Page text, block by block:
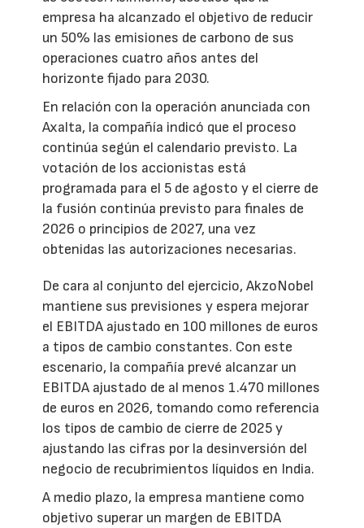
empresa ha alcanzado el objetivo de reducir
un 50% las emisiones de carbono de sus
operaciones cuatro años antes del
horizonte fijado para 2030.
En relación con la operación anunciada con
Axalta, la compañía indicó que el proceso
continúa según el calendario previsto. La
votación de los accionistas está
programada para el 5 de agosto y el cierre de
la fusión continúa previsto para finales de
2026 o principios de 2027, una vez
obtenidas las autorizaciones necesarias.
De cara al conjunto del ejercicio, AkzoNobel
mantiene sus previsiones y espera mejorar
el EBITDA ajustado en 100 millones de euros
a tipos de cambio constantes. Con este
escenario, la compañía prevé alcanzar un
EBITDA ajustado de al menos 1.470 millones
de euros en 2026, tomando como referencia
los tipos de cambio de cierre de 2025 y
ajustando las cifras por la desinversión del
negocio de recubrimientos líquidos en India.
A medio plazo, la empresa mantiene como
objetivo superar un margen de EBITDA